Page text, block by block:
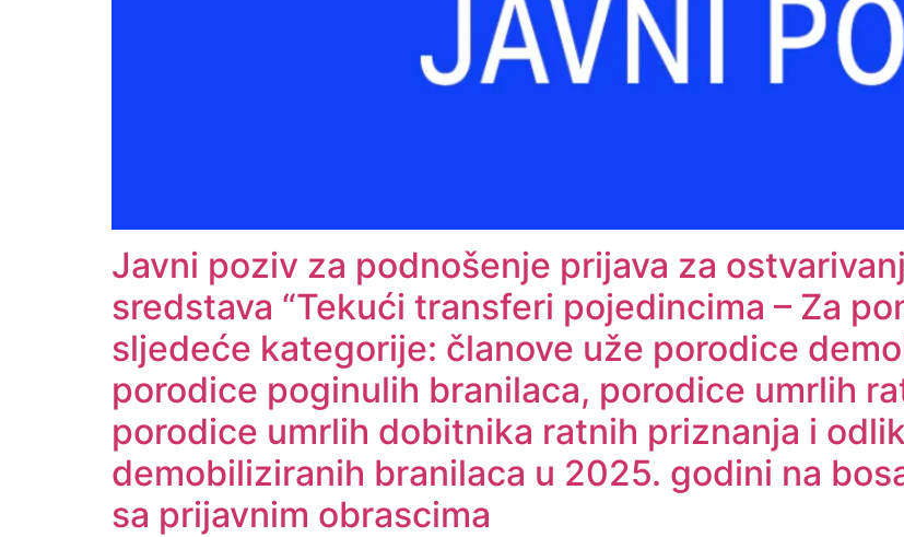
Javni poziv za podnošenje prijava za
sredstava “Tekući transferi pojedincima – Za
sljedeće kategorije: članove uže porodice
porodice poginulih branilaca, porodice umrlih
porodice umrlih dobitnika ratnih priznanja i
demobiliziranih branilaca u 2025. godini na
sa prijavnim obrascima